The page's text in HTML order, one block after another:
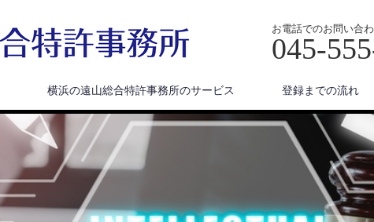
お電話でのお問い合
045-
横浜の遠山総合特許事務所のサービス 登録までの流れ